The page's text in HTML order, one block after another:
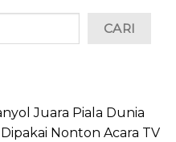
CARI
Juara Piala Dunia
Dipakai Nonton Acara TV